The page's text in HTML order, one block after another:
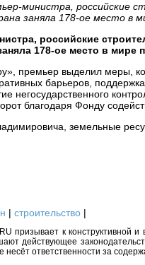
министра, российские
заняла 178-ое место в
российские
178-ое место в мире
премьер выделил меры,
барьеров,
негосударственного
благодаря Фонду
земельные
| строительство |
призывает к конструктивной
действующее
несёт ответственности за